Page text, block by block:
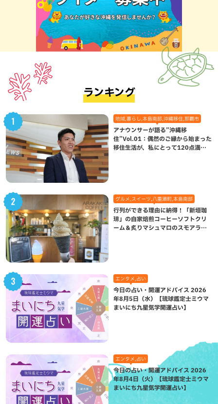
ランキング
地域,暮らし,本島南部,沖縄移住,那覇市
アナウンサーが語る”沖縄移
住”Vol.01：偶然のご縁から始まった
移住生活が、私にとって120点満点
グルメ,スイーツ,八重瀬町,本島南部
行列ができる理由に納得！「新垣珈
琲」の自家焙煎コーヒーソフトクリ
ーム＆炙りマシュマロのスモアラテ
エンタメ,占い
今日の占い・開運アドバイス 2026
年8月5日（水）【琉球鑑定士ミウマ
まいにち九星気学開運占い】
エンタメ,占い
今日の占い・開運アドバイス 2026
年8月4日（火）【琉球鑑定士ミウマ
まいにち九星気学開運占い】